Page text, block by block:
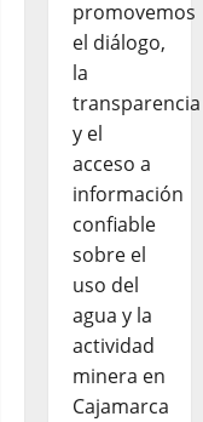
promovemos
el diálogo,
la
transparencia
y el
acceso a
información
confiable
sobre el
uso del
agua y la
actividad
minera en
Cajamarca